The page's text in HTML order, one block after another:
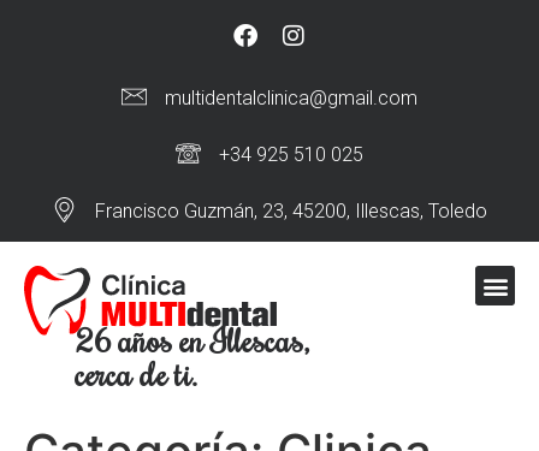
multidentalclinica@gmail.com
+34 925 510 025
Francisco Guzmán, 23, 45200, Illescas, Toledo
26 años en Illescas,
cerca de ti.